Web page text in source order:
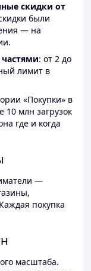
скидки от
были
— на
: от 2 до
лимит в
«Покупки» в
10 млн загрузок
где и когда
—
покупка
масштаба.